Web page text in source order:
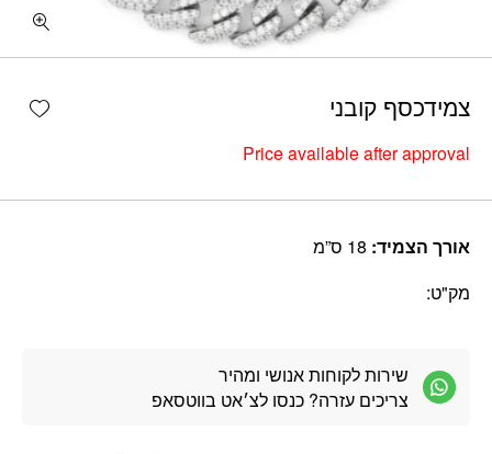
צמידכסף קובני
Price available after approval
אורך הצמיד:
מק"ט:
שירות לקוחות אנושי ומהיר
צריכים עזרה? כנסו לצ׳אט בווטסאפ